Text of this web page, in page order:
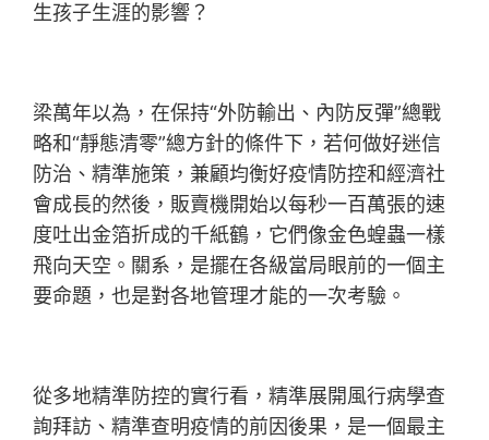
生孩子生涯的影響？
梁萬年以為，在保持“外防輸出、內防反彈”總戰
略和“靜態清零”總方針的條件下，若何做好迷信
防治、精準施策，兼顧均衡好疫情防控和經濟社
會成長的然後，販賣機開始以每秒一百萬張的速
度吐出金箔折成的千紙鶴，它們像金色蝗蟲一樣
飛向天空。關系，是擺在各級當局眼前的一個主
要命題，也是對各地管理才能的一次考驗。
從多地精準防控的實行看，精準展開風行病學查
詢拜訪、精準查明疫情的前因後果，是一個最主